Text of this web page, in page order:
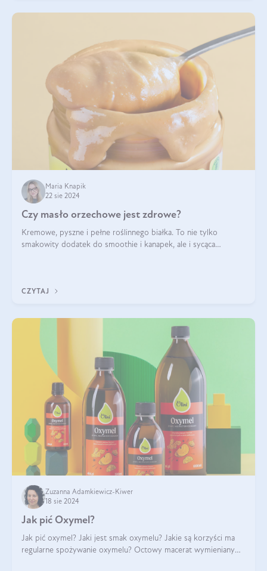
Maria Knapik
22 sie 2024
Czy masło orzechowe jest zdrowe?
Kremowe, pyszne i pełne roślinnego białka. To nie tylko
smakowity dodatek do smoothie i kanapek, ale i sycąca
CZYTAJ
Zuzanna Adamkiewicz-Kiwer
18 sie 2024
Jak pić Oxymel?
Jak pić oxymel? Jaki jest smak oxymelu? Jakie są korzyści ma
regularne spożywanie oxymelu? Octowy macerat wymieniany